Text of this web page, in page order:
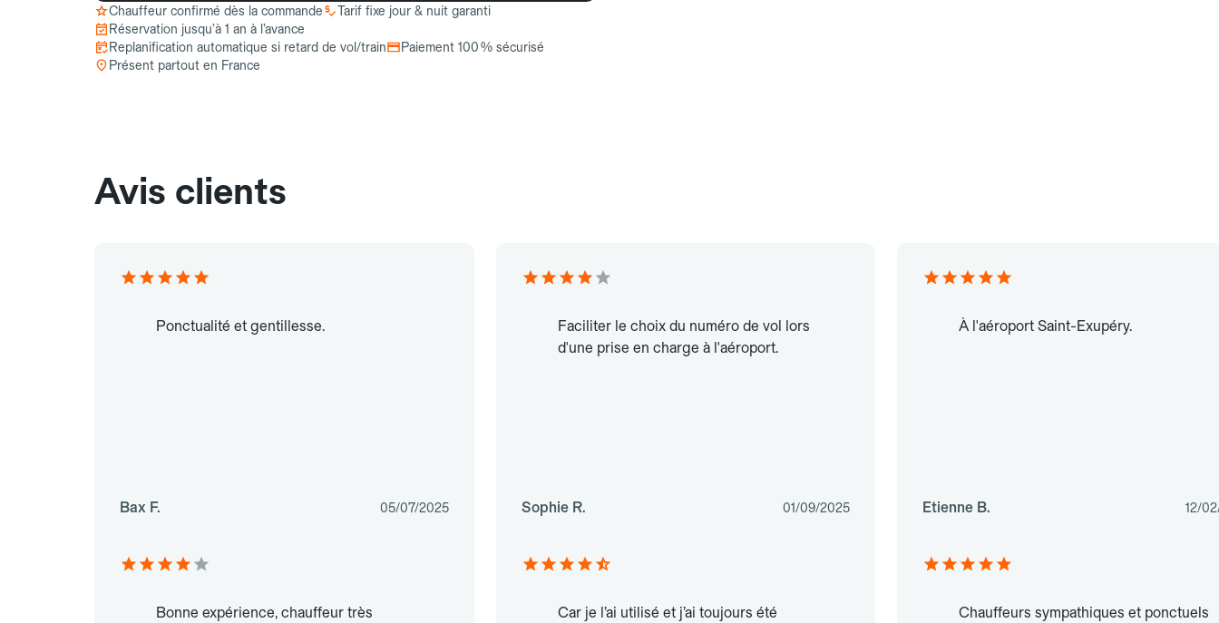
Chauffeur confirmé dès la commande
Tarif fixe jour & nuit garanti
Réservation jusqu’à 1 an à l’avance
Replanification automatique si retard de vol/train
Paiement 100 % sécurisé
Présent partout en France
Avis clients
Ponctualité et gentillesse.
Bax F. 05/07/2025
Faciliter le choix du numéro de vol lors
d'une prise en charge à l'aéroport.
Sophie R. 01/09/2025
À l'aéroport Saint-Exupéry.
Etienne B. 12/
Bonne expérience, chauffeur très
Car je l’ai utilisé et j’ai toujours été
Chauffeurs sympathiques et ponctuels